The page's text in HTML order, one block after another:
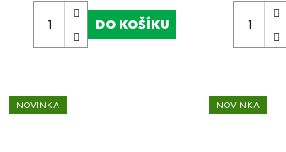
DO KOŠÍKU
NOVINKA NOVINKA